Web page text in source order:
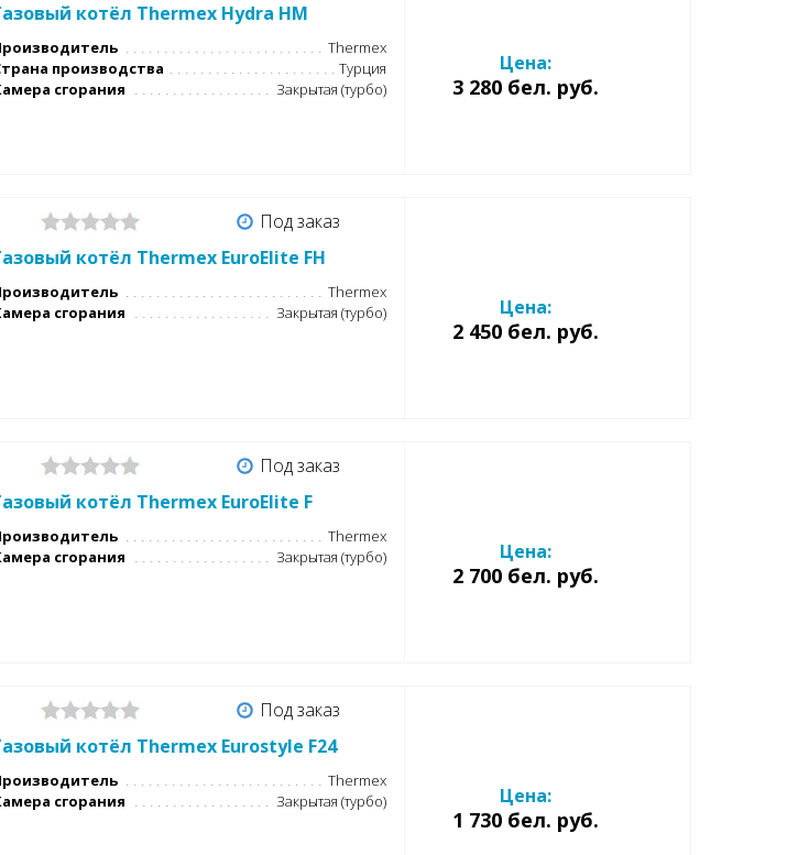
котёл Thermex Hydra HM
Thermex
производства
Турция
сгорания
Закрытая (турбо)
Цена:
3 280 бел. руб.
Под заказ
котёл Thermex EuroElite FH
Thermex
сгорания
Закрытая (турбо) Цена:
2 450 бел. руб.
Под заказ
котёл Thermex EuroElite F
Thermex
сгорания
Закрытая (турбо) Цена:
2 700 бел. руб.
Под заказ
котёл Thermex Eurostyle F24
Thermex
сгорания
Закрытая (турбо) Цена:
1 730 бел. руб.